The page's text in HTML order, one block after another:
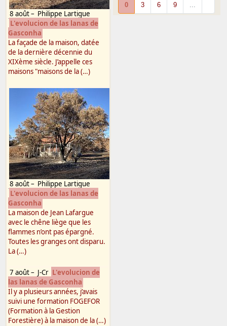
8 août– Philippe Lartigue
L'evolucion de las lanas de
Gasconha
La façade de la maison, datée
de la dernière décennie du
XIXème siècle. J’appelle ces
maisons "maisons de la (…)
8 août– Philippe Lartigue
L'evolucion de las lanas de
Gasconha
La maison de Jean Lafargue
avec le chêne liège que les
flammes n’ont pas épargné.
Toutes les granges ont disparu.
La (…)
7 août– J-Cr L'evolucion de
las lanas de Gasconha
Il y a plusieurs années, j’avais
suivi une formation FOGEFOR
(Formation à la Gestion
Forestière) à la maison de la (…)
0 3 6 9